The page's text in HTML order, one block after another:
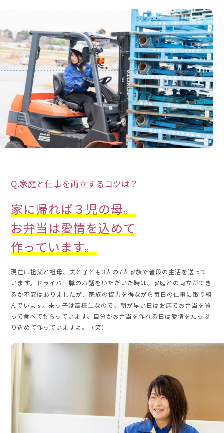
Q.家庭と仕事を両立するコツは？
家に帰れば３児の母。
お弁当は愛情を込めて
作っています。
現在は祖父と祖母、夫と子ども3人の7人家族で普段の生活を送って
います。ドライバー職のお話をいただいた時は、家庭との両立ができ
るか不安はありましたが、家族の協力を得ながら毎日の仕事に取り組
んでいます。末っ子は高校生なので、朝が早い日はお店でお弁当を買
って食べてもらっています。自分がお弁当を作れる日は愛情をたっぷ
り込めて作っていますよ。（笑）